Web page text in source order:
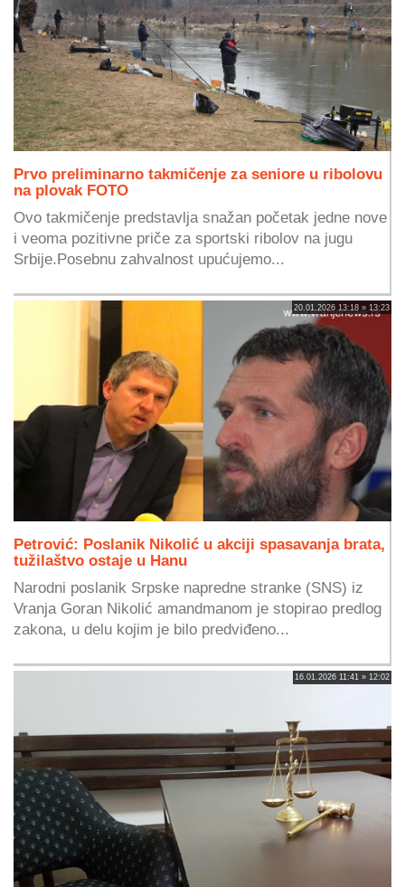
Prvo preliminarno takmičenje za seniore u ribolovu
na plovak FOTO
Ovo takmičenje predstavlja snažan početak jedne nove
i veoma pozitivne priče za sportski ribolov na jugu
Srbije.Posebnu zahvalnost upućujemo...
20.01.2026 13:18 » 13:23
Petrović: Poslanik Nikolić u akciji spasavanja brata,
tužilaštvo ostaje u Hanu
Narodni poslanik Srpske napredne stranke (SNS) iz
Vranja Goran Nikolić amandmanom je stopirao predlog
zakona, u delu kojim je bilo predviđeno...
16.01.2026 11:41 » 12:02